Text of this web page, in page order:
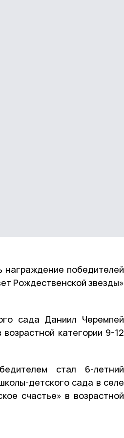
награждение победителей
Рождественской звезды»
сада Даниил Черемпей
категории 9-12
стал 6-летний
детского сада в селе
счастье» в возрастной